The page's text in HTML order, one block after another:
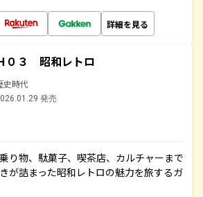
詳細を見る
０３ 昭和レトロ
史時代
発売
り物、駄菓子、喫茶店、カルチャーまで
が詰まった昭和レトロの魅力を旅するガ